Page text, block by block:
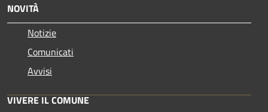
NOVITÀ
Notizie
Comunicati
Avvisi
VIVERE IL COMUNE